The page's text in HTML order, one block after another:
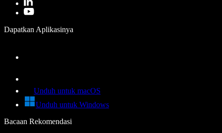
Dapatkan Aplikasinya
Unduh untuk macOS
Unduh untuk Windows
Bacaan Rekomendasi